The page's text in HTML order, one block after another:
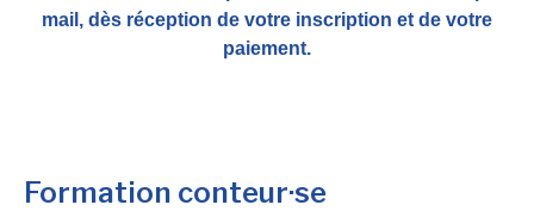
mail, dès réception de votre inscription et de votre
paiement.
Formation conteur·se